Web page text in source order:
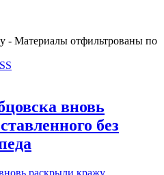
- Материалы отфильтрованы по
вновь
без